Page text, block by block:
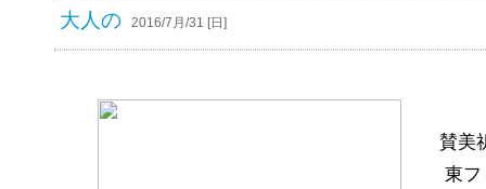
大人の 2016/7月/31 [日]
賛美
東フ